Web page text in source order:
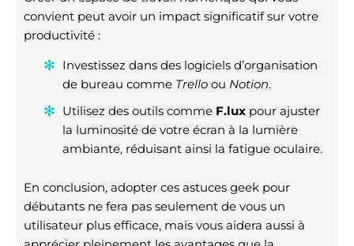
convient peut avoir un impact significatif sur votre
productivité :
Investissez dans des logiciels d’organisation
de bureau comme Trello ou Notion.
Utilisez des outils comme F.lux pour ajuster
la luminosité de votre écran à la lumière
ambiante, réduisant ainsi la fatigue oculaire.
En conclusion, adopter ces astuces geek pour
débutants ne fera pas seulement de vous un
utilisateur plus efficace, mais vous aidera aussi à